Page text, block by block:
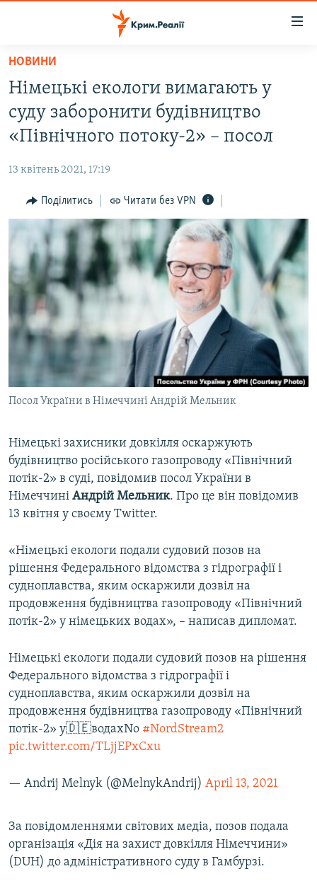
Перейти
основного
матеріалу
Перейти
до
основної
Перейти
до
пошуку
ВОДА.КРИМ
ВІДЕО ТА ФОТО
БЛОГИ
ПОГЛЯД
ІНТЕРВ'Ю
ВСЕ ЗА ДЕНЬ
СПЕЦПРОЕКТИ
ДЕПОРТАЦІЯ
ВІДЕОУРОКИ «ELIFBE»
СВІДЧЕННЯ ОКУПАЦІЇ
УКРАЇНСЬКА ПРОБЛЕМА КРИМУ
ІНФОГРАФІКА
ЯК ОБІЙТИ БЛОКУВАННЯ
Русский
Qırımtatar
ДОЛУЧАЙСЯ!
Усі сайти RFE/RL
НОВИНИ
Німецькі екологи вимагають у
суду заборонити будівництво
«Північного потоку-2» – посол
13 квітень 2021, 17:19
Поділитись Читати без VPN
Посол України в Німеччині Андрій Мельник
Німецькі захисники довкілля оскаржують
будівництво російського газопроводу «Північний
потік-2» в суді, повідомив посол України в
Німеччині Андрій Мельник. Про це він повідомив
13 квітня у своєму Twitter.
«Німецькі екологи подали судовий позов на
рішення Федерального відомства з гідрографії і
судноплавства, яким оскаржили дозвіл на
продовження будівництва газопроводу «Північний
потік-2» у німецьких водах», – написав дипломат.
Німецькі екологи подали судовий позов на рішення
Федерального відомства з гідрографії і
судноплавства, яким оскаржили дозвіл на
продовження будівництва газопроводу «Північний
потік-2» у🇩🇪водахNo #NordStream2
pic.twitter.com/TLjjEPxCxu
— Andrij Melnyk (@MelnykAndrij) April 13, 2021
За повідомленнями світових медіа, позов подала
організація «Дія на захист довкілля Німеччини»
(DUH) до адміністративного суду в Гамбурзі.